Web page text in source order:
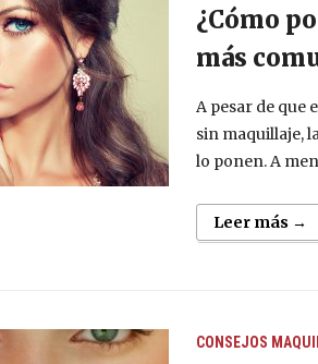
¿Cómo
más
A pesar de que
sin maquillaje,
lo ponen. A
Leer más →
CONSEJOS